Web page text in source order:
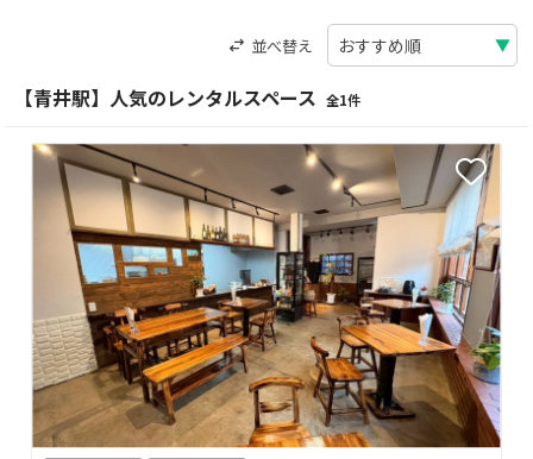
並べ替え
【青井駅】人気のレンタルスペース 全1件